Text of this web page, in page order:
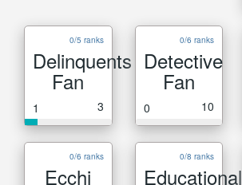
0/5 ranks
Delinquents
Fan
1 3
0/6 ranks
Detective
Fan
0 10
0/6 ranks
Ecchi
0/8 ranks
Educational